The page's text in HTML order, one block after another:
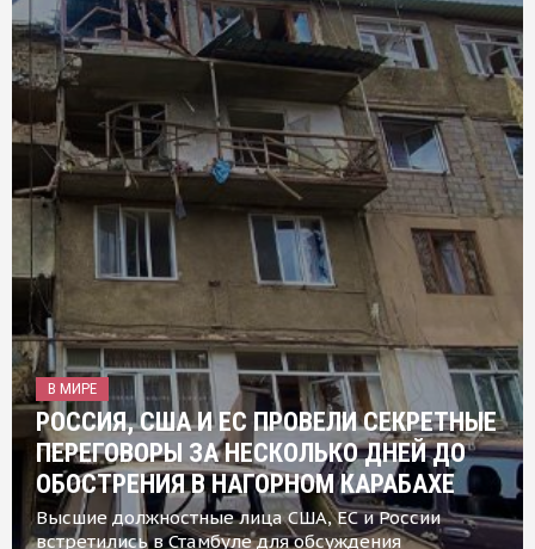
В МИРЕ
РОССИЯ, США И ЕС ПРОВЕЛИ СЕКРЕТНЫЕ
ПЕРЕГОВОРЫ ЗА НЕСКОЛЬКО ДНЕЙ ДО
ОБОСТРЕНИЯ В НАГОРНОМ КАРАБАХЕ
Высшие должностные лица США, ЕС и России
встретились в Стамбуле для обсуждения